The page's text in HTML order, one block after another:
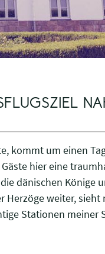
kommt um einen
hier eine
dänischen Könige
weiter, sieht
Stationen meiner